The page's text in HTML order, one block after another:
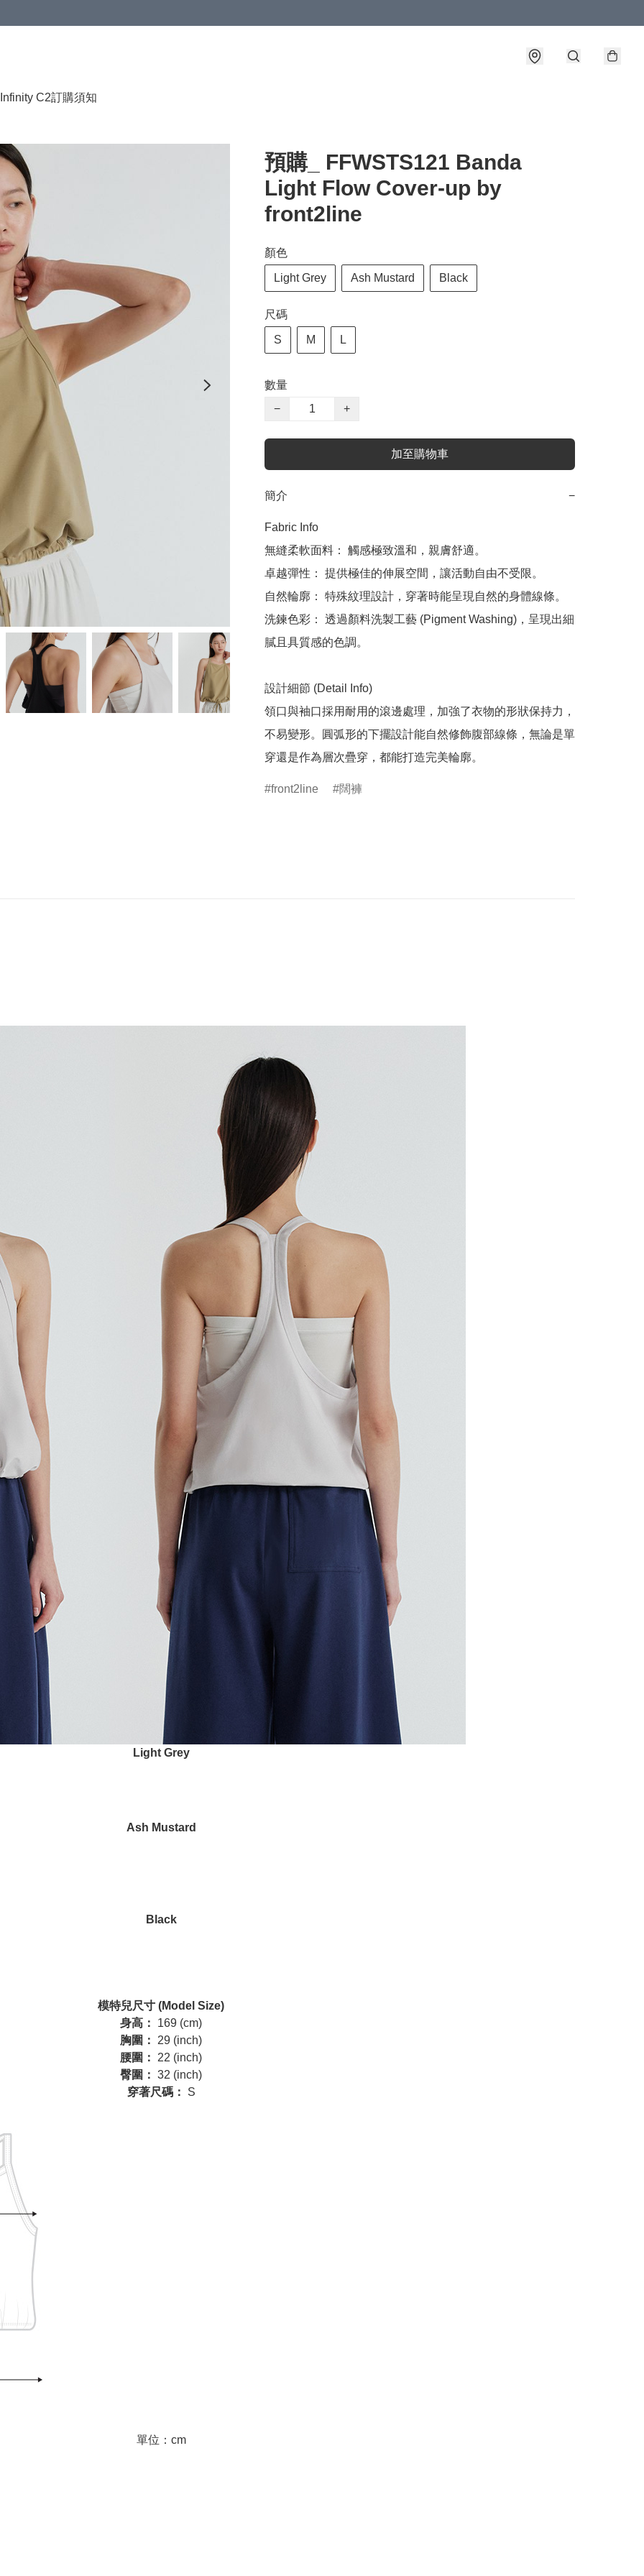
Infinity C2訂購須知
預購_ FFWSTS121 Banda
Light Flow Cover-up by
front2line
顏色
Light Grey Ash Mustard Black
尺碼
S M L
數量
−
+
加至購物車
簡介 −
Fabric Info
無縫柔軟面料： 觸感極致溫和，親膚舒適。
卓越彈性： 提供極佳的伸展空間，讓活動自由不受限。
自然輪廓： 特殊紋理設計，穿著時能呈現自然的身體線條。
洗鍊色彩： 透過顏料洗製工藝 (Pigment Washing)，呈現出細
膩且具質感的色調。
設計細節 (Detail Info)
領口與袖口採用耐用的滾邊處理，加強了衣物的形狀保持力，
不易變形。圓弧形的下擺設計能自然修飾腹部線條，無論是單
穿還是作為層次疊穿，都能打造完美輪廓。
front2line 闊褲
Light Grey
Ash Mustard
Black
模特兒尺寸 (Model Size)
身高：
169 (cm)
胸圍：
29 (inch)
腰圍：
22 (inch)
臀圍： 32 (inch)
穿著尺碼：
S
單位：cm